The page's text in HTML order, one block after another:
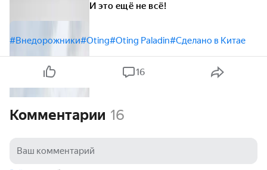
И это ещё не всё!
#Внедорожники#Oting#Oting Paladin#Сделано в Китае
16
Комментарии 16